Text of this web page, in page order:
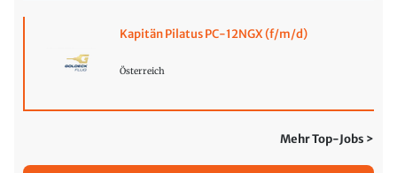
Kapitän Pilatus PC-12NGX (f/m/d)
Österreich
Mehr Top-Jobs >